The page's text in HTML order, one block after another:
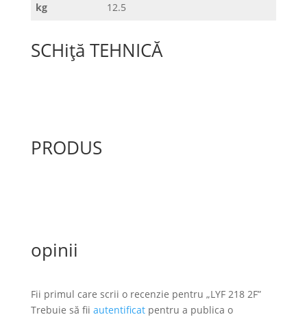
kg
12.5
SCHiță TEHNICĂ
PRODUS
opinii
Fii primul care scrii o recenzie pentru „LYF 218 2F”
Trebuie să fii autentificatpentru a publica o